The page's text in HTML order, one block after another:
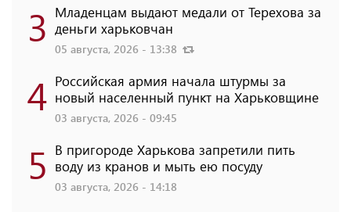
3 Младенцам выдают медали от Терехова за
деньги харьковчан
05 августа, 2026 - 13:38
4 Российская армия начала штурмы за
новый населенный пункт на Харьковщине
03 августа, 2026 - 09:45
5 В пригороде Харькова запретили пить
воду из кранов и мыть ею посуду
03 августа, 2026 - 14:18